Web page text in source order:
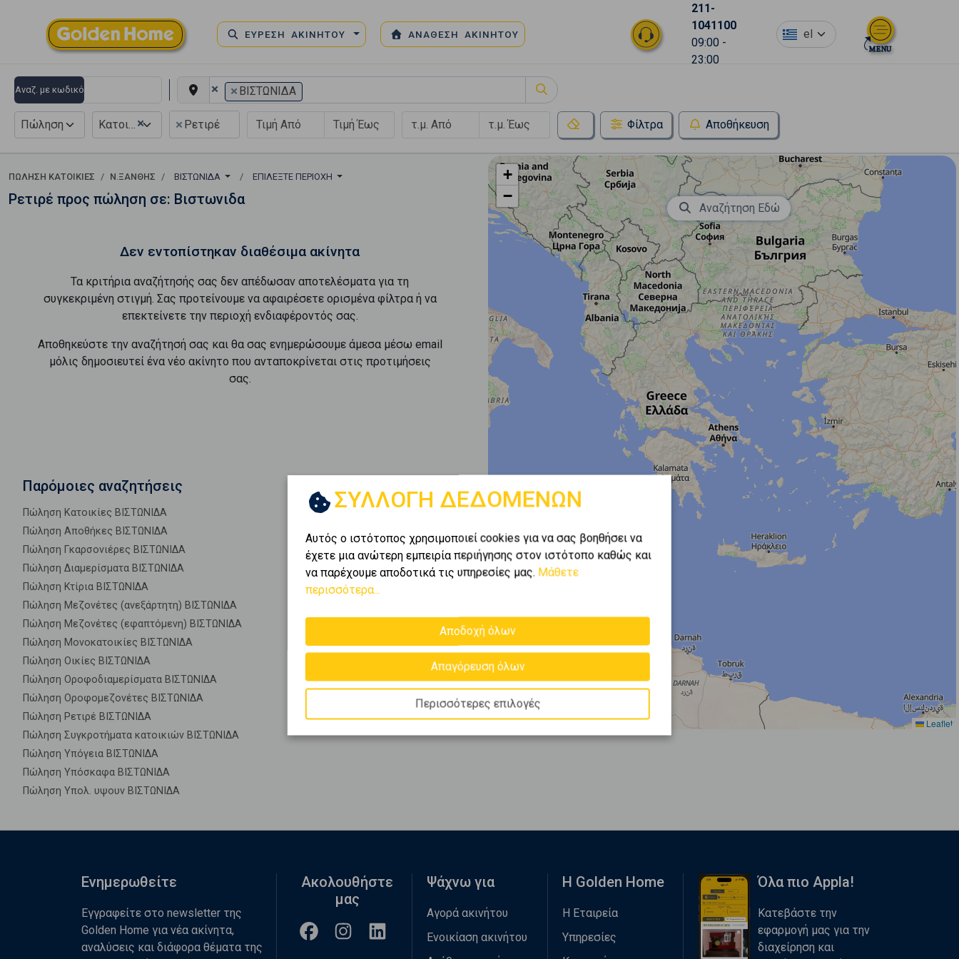
ΕΥΡΕΣΗ ΑΚΙΝΗΤΟΥ ΑΝΑΘΕΣΗ ΑΚΙΝΗΤΟΥ
211-
1041100
09:00 -
23:00
el
Αναζ. με κωδικό × × ΒΙΣΤΩΝΙΔΑ
Πώληση ×
Κατοικία × Ρετιρέ Φίλτρα Αποθήκευση
ΠΏΛΗΣΗ ΚΑΤΟΙΚΊΕΣ Ν.ΞΑΝΘΗΣ ΒΙΣΤΩΝΙΔΑ ΕΠΙΛΈΞΤΕ ΠΕΡΙΟΧΉ
Ρετιρέ προς πώληση σε: Βιστωνιδα
Δεν εντοπίστηκαν διαθέσιμα ακίνητα
Τα κριτήρια αναζήτησής σας δεν απέδωσαν αποτελέσματα για τη
συγκεκριμένη στιγμή. Σας προτείνουμε να αφαιρέσετε ορισμένα φίλτρα ή να
επεκτείνετε την περιοχή ενδιαφέροντός σας.
Αποθηκεύστε την αναζήτησή σας και θα σας ενημερώσουμε άμεσα μέσω email
μόλις δημοσιευτεί ένα νέο ακίνητο που ανταποκρίνεται στις προτιμήσεις
σας.
Παρόμοιες αναζητήσεις
Πώληση Κατοικίες ΒΙΣΤΩΝΙΔΑ
Πώληση Αποθήκες ΒΙΣΤΩΝΙΔΑ
Πώληση Γκαρσονιέρες ΒΙΣΤΩΝΙΔΑ
Πώληση Διαμερίσματα ΒΙΣΤΩΝΙΔΑ
Πώληση Κτίρια ΒΙΣΤΩΝΙΔΑ
Πώληση Μεζονέτες (ανεξάρτητη) ΒΙΣΤΩΝΙΔΑ
Πώληση Μεζονέτες (εφαπτόμενη) ΒΙΣΤΩΝΙΔΑ
Πώληση Μονοκατοικίες ΒΙΣΤΩΝΙΔΑ
Πώληση Οικίες ΒΙΣΤΩΝΙΔΑ
Πώληση Οροφοδιαμερίσματα ΒΙΣΤΩΝΙΔΑ
Πώληση Οροφομεζονέτες ΒΙΣΤΩΝΙΔΑ
Πώληση Ρετιρέ ΒΙΣΤΩΝΙΔΑ
Πώληση Συγκροτήματα κατοικιών ΒΙΣΤΩΝΙΔΑ
Πώληση Υπόγεια ΒΙΣΤΩΝΙΔΑ
Πώληση Υπόσκαφα ΒΙΣΤΩΝΙΔΑ
Πώληση Υπολ. υψουν ΒΙΣΤΩΝΙΔΑ
+
−
Leaflet
Αναζήτηση Εδώ
ΣΥΛΛΟΓΗ ΔΕΔΟΜΕΝΩΝ
Αυτός ο ιστότοπος χρησιμοποιεί cookies για να σας βοηθήσει να
έχετε μια ανώτερη εμπειρία περιήγησης στον ιστότοπο καθώς και
να παρέχουμε αποδοτικά τις υπηρεσίες μας. Μάθετε
περισσότερα...
Αποδοχή όλων
Απαγόρευση όλων
Περισσότερες επιλογές
Ενημερωθείτε
Εγγραφείτε στο newsletter της
Golden Home για νέα ακίνητα,
αναλύσεις και διάφορα θέματα της
Ακολουθήστε
μας
Ψάχνω για
Αγορά ακινήτου
Ενοικίαση ακινήτου
Η Golden Home
Η Εταιρεία
Υπηρεσίες
Όλα πιο Appla!
Κατεβάστε την
εφαρμογή μας για την
διαχείρηση και